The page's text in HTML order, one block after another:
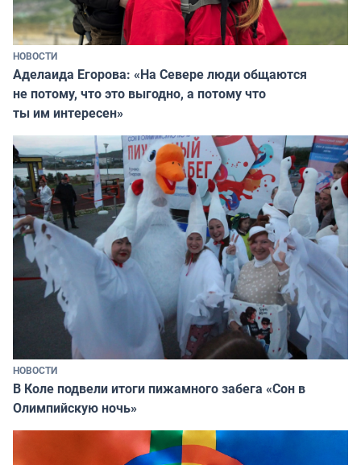
НОВОСТИ
Аделаида Егорова: «На Севере люди общаются
не потому, что это выгодно, а потому что
ты им интересен»
НОВОСТИ
В Коле подвели итоги пижамного забега «Сон в
Олимпийскую ночь»